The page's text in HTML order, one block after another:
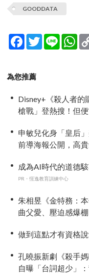
GOODDATA
Facebook
TwitterLine
為您推薦
Disney+《殺人者的
槍戰」登熱搜！但
申敏兒化身「皇后
前導海報公開，高
成為AI時代的道德
PR・恆逸教育訓練中心
朱相昱《金特務：
曲父愛、壓迫感爆
做到這點才有資格
孔曉振新劇《殺手
自曝「台詞超少」